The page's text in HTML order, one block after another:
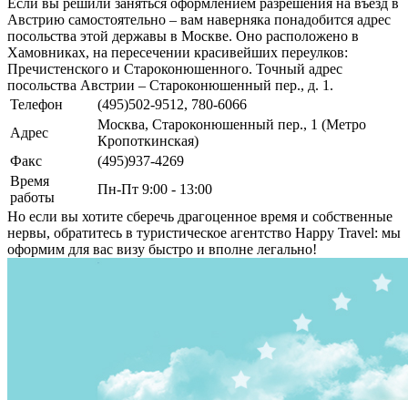
Если вы решили заняться оформлением разрешения на въезд в
Австрию самостоятельно – вам наверняка понадобится адрес
посольства этой державы в Москве. Оно расположено в
Хамовниках, на пересечении красивейших переулков:
Пречистенского и Староконюшенного. Точный адрес
посольства Австрии – Староконюшенный пер., д. 1.
Телефон
(495)502-9512, 780-6066
Адрес
Москва, Староконюшенный пер., 1 (Метро
Кропоткинская)
Факс
(495)937-4269
Время
работы
Пн-Пт 9:00 - 13:00
Но если вы хотите сберечь драгоценное время и собственные
нервы, обратитесь в туристическое агентство Happy Travel: мы
оформим для вас визу быстро и вполне легально!